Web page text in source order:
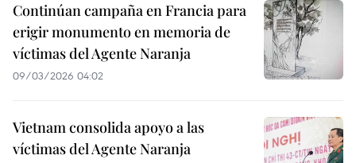
Continúan campaña en Francia para
erigir monumento en memoria de
víctimas del Agente Naranja
09/03/2026 04:02
Vietnam consolida apoyo a las
víctimas del Agente Naranja